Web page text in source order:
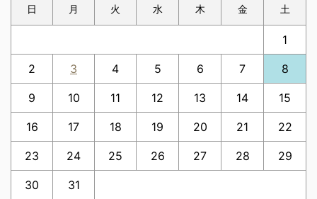
日 月 火 水 木 金 土
1
2 3 4 5 6 7 8
9 10 11 12 13 14 15
16 17 18 19 20 21 22
23 24 25 26 27 28 29
30
31